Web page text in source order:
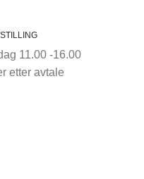
11.00 -16.00
etter avtale